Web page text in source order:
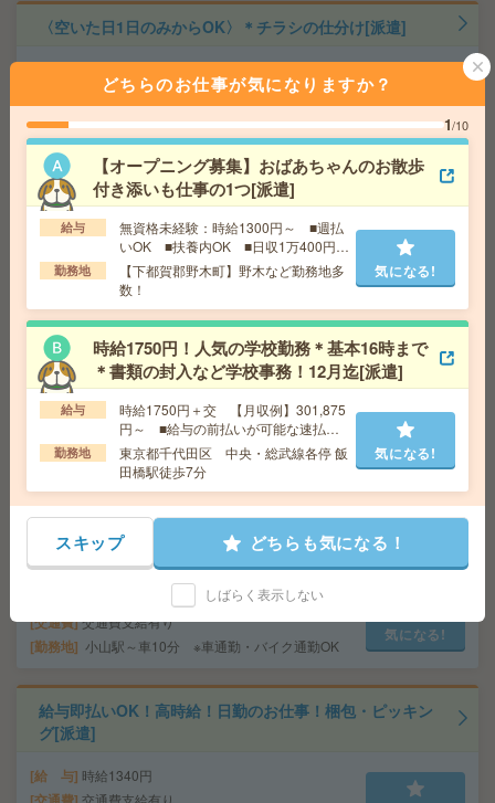
〈空いた日1日のみからOK〉＊チラシの仕分け[派遣]
【甲府市】甲府駅・南甲府駅・酒折駅・金手
駅・善光寺駅など勤務地多数！
気になる!
給与即払いOK！高時給！土日休み！日勤のお仕事！組立
作業[派遣]
給 与 時給1400円
交通費 交通費支給有り
宇都宮駅～車20分 ※車通勤・バイク通勤OK
気になる!
座り仕事！給与即払いOK！高時給！卓球ラケットの製造
[派遣]
給 与 時給1600円
交通費 交通費支給有り
勤務地 新所沢駅～バス15分 ※送迎有り
気になる!
高時給！車通勤OK！土日休み！日勤のお仕事！梱包作業
[派遣]
交通費 交通費支給有り
勤務地 小山駅～車10分 ※車通勤・バイク通勤OK
気になる!
給与即払いOK！高時給！日勤のお仕事！梱包・ピッキン
グ[派遣]
給 与 時給1340円
交通費支給有り
どちらのお仕事が気になりますか？
1/10
【オープニング募集】おばあちゃんのお散歩
付き添いも仕事の1つ[派遣]
給与
無資格未経験：時給1300円～ ■週払
いOK ■扶養内OK ■日収1万400円以
上
勤務地
【下都賀郡野木町】野木など勤務地多
数！
気になる!
時給1750円！人気の学校勤務＊基本16時まで
＊書類の封入など学校事務！12月迄[派遣]
給与
時給1750円＋交 【月収例】301,875
円～ ■給与の前払いが可能な速払い
サービスあり
勤務地
東京都千代田区 中央・総武線各停 飯
田橋駅徒歩7分
気になる!
スキップ どちらも気になる！
しばらく表示しない